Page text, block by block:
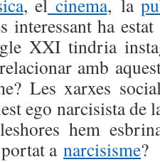
, el cinema, la
interessant ha estat
XXI tindria
amb
Les xarxes
ego narcisista de
hem
a narcisisme?